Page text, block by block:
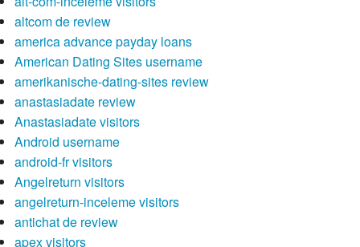
altcom de review
america advance payday loans
American Dating Sites username
amerikanische-dating-sites review
anastasiadate review
Anastasiadate visitors
Android username
android-fr visitors
Angelreturn visitors
angelreturn-inceleme visitors
antichat de review
apex visitors